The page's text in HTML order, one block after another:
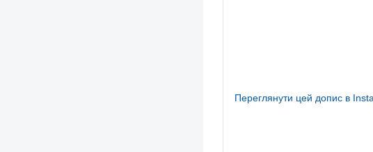
Переглянути цей допис в